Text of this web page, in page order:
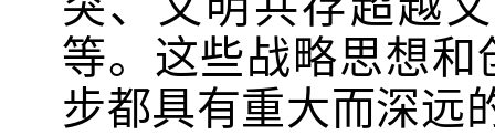
等。这些战略思想
步都具有重大而深远